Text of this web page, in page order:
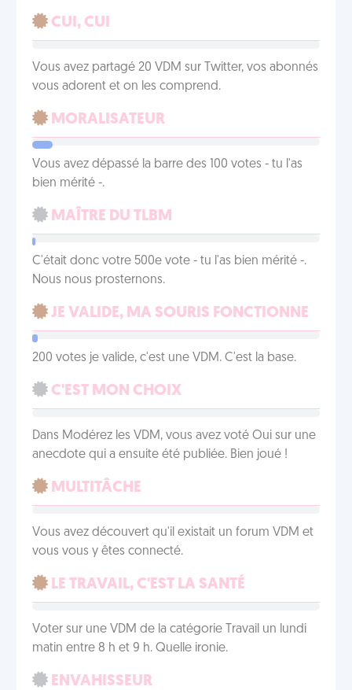
CUI, CUI
Vous avez partagé 20 VDM sur Twitter, vos abonnés
vous adorent et on les comprend.
MORALISATEUR
Vous avez dépassé la barre des 100 votes - tu l'as
bien mérité -.
MAÎTRE DU TLBM
C'était donc votre 500e vote - tu l'as bien mérité -.
Nous nous prosternons.
JE VALIDE, MA SOURIS FONCTIONNE
200 votes je valide, c'est une VDM. C'est la base.
C'EST MON CHOIX
Dans Modérez les VDM, vous avez voté Oui sur une
anecdote qui a ensuite été publiée. Bien joué !
MULTITÂCHE
Vous avez découvert qu'il existait un forum VDM et
vous vous y êtes connecté.
LE TRAVAIL, C'EST LA SANTÉ
Voter sur une VDM de la catégorie Travail un lundi
matin entre 8 h et 9 h. Quelle ironie.
ENVAHISSEUR